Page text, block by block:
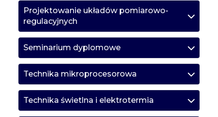
Projektowanie układów pomiarowo-
regulacyjnych
Seminarium dyplomowe
Technika mikroprocesorowa
Technika świetlna i elektrotermia